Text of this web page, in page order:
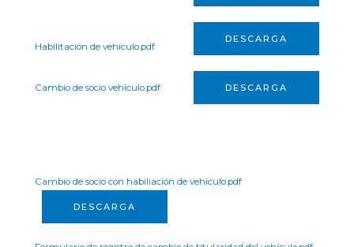
Habilitación de vehículo.pdf
DESCARGA
Cambio de socio vehículo.pdf DESCARGA
Cambio de socio con habiliación de vehículo.pdf
DESCARGA